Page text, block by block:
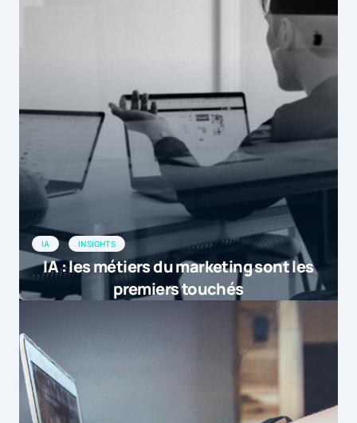
LinkedIn et Twitter, réseaux préférés des marketeurs en B2B |
comarketingnews.pf2.wpserveur.net
by
LinkedIn et Twitter, réseaux préférés des marketeurs en B2B -
Actualités Touch And Lead
13 mai 2015 at 17h15
[…] Selon une étude mondiale réalisée
en mars 2015, 8 marketeurs BtoB sur 10
privilégient LinkedIn pour les
lancements de produits, suivi de très
by LinkedIn et Twitter, réseaux préf...
19 mai 2015 at 9h24
[…] “ Selon une étude mondiale
IA INSIGHTS
IA : les métiers du marketing sont les
premiers touchés